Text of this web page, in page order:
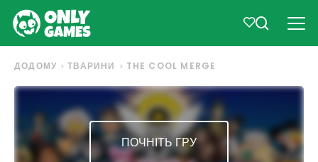
ДОДОМУ ТВАРИНИ THE COOL MERGE
ПОЧНІТЬ ГРУ